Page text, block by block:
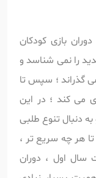
بازی کودکان
را نمی شناسد و
گذراند ؛ سپس تا
می کند ؛ در این
دنبال تنوع طلبی
هر چه سریع تر ،
اول ، دوران